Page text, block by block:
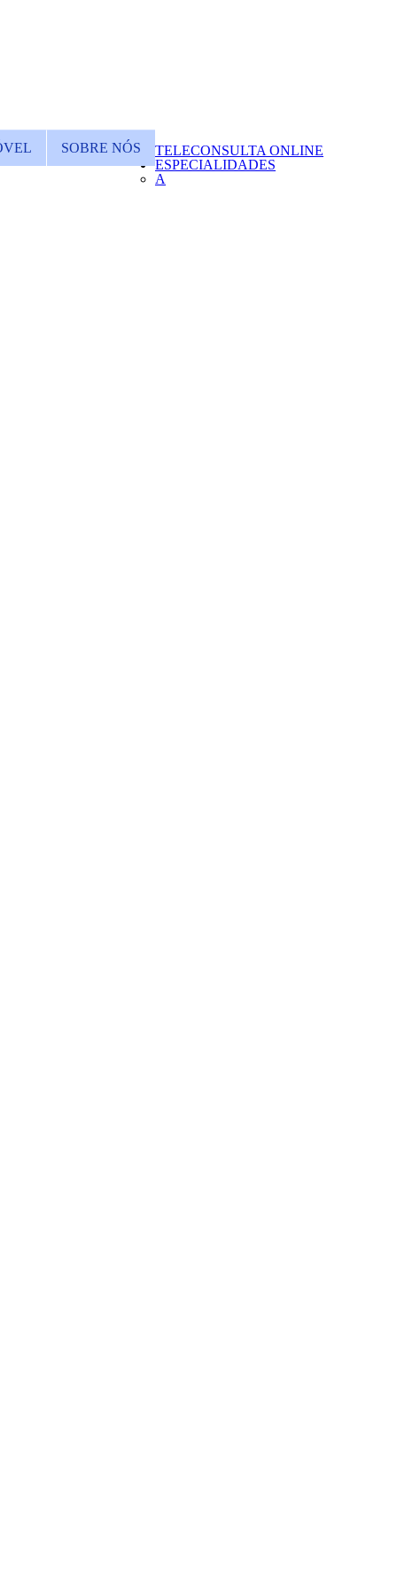
SOBRE NÓS
TELECONSULTA ONLINE
ESPECIALIDADES
A